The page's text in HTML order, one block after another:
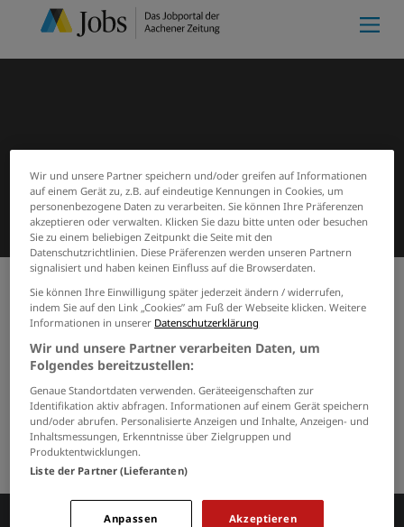
Start Suchergebnisse Meine Merkliste
Jobs von christian-collas-gmbh-
und-co-kg
GRENZEN SIE IHRE SUCHE EIN
Keine Suchergebnisse gefunden.
Wir und unsere Partner speichern und/oder greifen auf Informationen
auf einem Gerät zu, z.B. auf eindeutige Kennungen in Cookies, um
personenbezogene Daten zu verarbeiten. Sie können Ihre Präferenzen
akzeptieren oder verwalten. Klicken Sie dazu bitte unten oder besuchen
Sie zu einem beliebigen Zeitpunkt die Seite mit den
Datenschutzrichtlinien. Diese Präferenzen werden unseren Partnern
signalisiert und haben keinen Einfluss auf die Browserdaten.
Sie können Ihre Einwilligung später jederzeit ändern / widerrufen,
indem Sie auf den Link „Cookies” am Fuß der Webseite klicken. Weitere
Informationen in unserer Datenschutzerklärung
Wir und unsere Partner verarbeiten Daten, um
Folgendes bereitzustellen:
Genaue Standortdaten verwenden. Geräteeigenschaften zur
Identifikation aktiv abfragen. Informationen auf einem Gerät speichern
und/oder abrufen. Personalisierte Anzeigen und Inhalte, Anzeigen- und
Inhaltsmessungen, Erkenntnisse über Zielgruppen und
Produktentwicklungen.
Liste der Partner (Lieferanten)
Akzeptieren
Anpassen